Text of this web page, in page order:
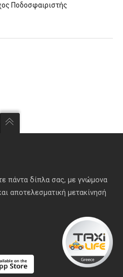
Ποδοσφαιριστής
πάντα δίπλα σας, με γνώμονα
αποτελεσματική μετακίνησή